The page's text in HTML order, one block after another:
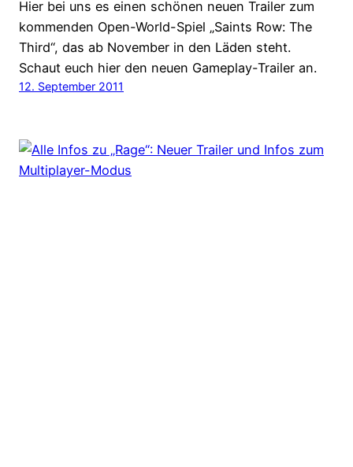
Hier bei uns es einen schönen neuen Trailer zum
kommenden Open-World-Spiel „Saints Row: The
Third“, das ab November in den Läden steht.
Schaut euch hier den neuen Gameplay-Trailer an.
12. September 2011